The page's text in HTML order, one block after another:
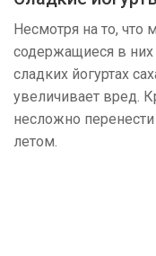
Несмотря на то,
содержащиеся в них
сладких йогуртах
увеличивает вред.
несложно
летом.